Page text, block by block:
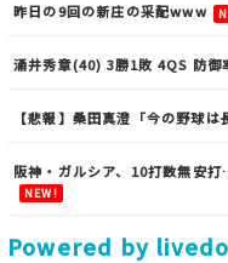
昨日の9回の新庄の采配www
涌井秀章(40) 3勝1敗 4QS 防御
【悲報】桑田真澄「今の野球は
阪神・ガルシア、10打数無安
NEW!
Powered by